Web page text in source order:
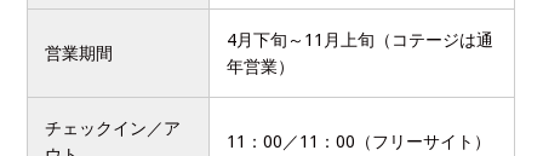
営業期間
4月下旬～11月上旬（コテージは通
年営業）
チェックイン／ア
11：00／11：00（フリーサイト）